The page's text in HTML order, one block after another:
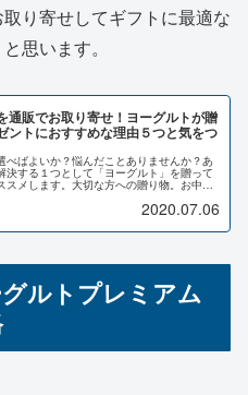
り寄せしてギフトに最適な
思います。
通販でお取り寄せ！ヨーグルトが贈
ントにおすすめな理由５つと気をつ
べばよいか？悩んだことありませんか？あ
決する１つとして「ヨーグルト」を贈って
スメします。大切な方への贈り物。お中元
2020.07.06
ルトプレミアム